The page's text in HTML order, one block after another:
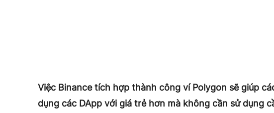
Việc Binance tích hợp thành công ví Polygon sẽ giúp
dụng các DApp với giá trẻ hơn mà không cần sử dụng